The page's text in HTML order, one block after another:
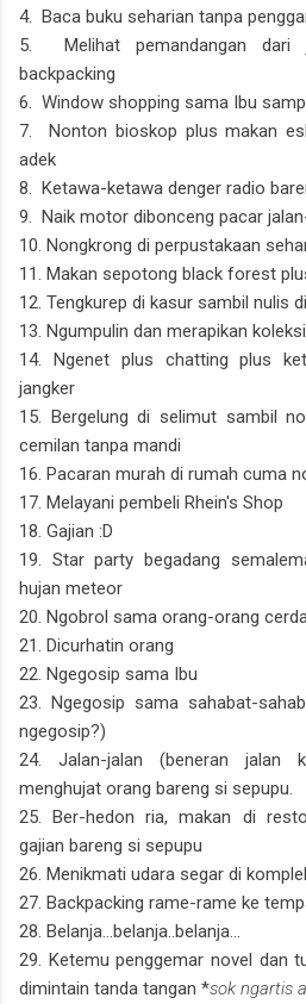
4. Baca buku seharian tanpa
5. Melihat pemandangan dari
backpacking
6. Window shopping sama Ibu
7. Nonton bioskop plus makan
adek
8. Ketawa-ketawa denger radio
9. Naik motor dibonceng pacar
10. Nongkrong di perpustakaan
11. Makan sepotong black forest
12. Tengkurep di kasur sambil nulis
13. Ngumpulin dan merapikan
14. Ngenet plus chatting plus
jangker
15. Bergelung di selimut sambil
cemilan tanpa mandi
16. Pacaran murah di rumah cuma
17. Melayani pembeli Rhein's Shop
18. Gajian :D
19. Star party begadang
hujan meteor
20. Ngobrol sama orang-orang
21. Dicurhatin orang
22. Ngegosip sama Ibu
23. Ngegosip sama sahabat-
ngegosip?)
24. Jalan-jalan (beneran jalan
menghujat orang bareng si sepupu.
25. Ber-hedon ria, makan di
gajian bareng si sepupu
26. Menikmati udara segar di
27. Backpacking rame-rame ke
28. Belanja...belanja..belanja...
29. Ketemu penggemar novel dan
dimintain tanda tangan *sok ngartis